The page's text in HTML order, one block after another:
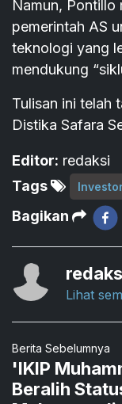
Namun,
pemerintah AS
teknologi yang
mendukung
Tulisan ini telah
Distika Safara
Editor: redaksi
Tags
Bagikan
Lihat
Berita Sebelumnya
'IKIP
Beralih